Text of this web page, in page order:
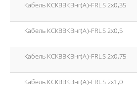
Кабель КСКВВКВнг(А)-FRLS 2x0,35
Кабель КСКВВКВнг(А)-FRLS 2x0,5
Кабель КСКВВКВнг(А)-FRLS 2x0,75
Кабель КСКВВКВнг(А)-FRLS 2x1,0